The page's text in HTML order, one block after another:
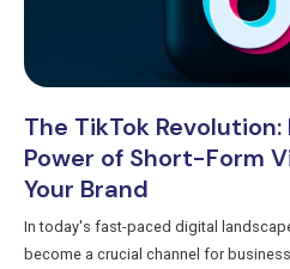
The TikTok
Power of Short-Form
Your Brand
In today's fast-paced digital
become a crucial channel for